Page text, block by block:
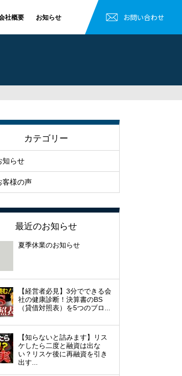
社概要 お知らせ お問い合わせ
カテゴリー
知らせ
客様の声
最近のお知らせ
夏季休業のお知らせ
【経営者必見】3分でできる会
社の健康診断！決算書のBS
（貸借対照表）を5つのブロ...
【知らないと詰みます】リス
ケしたら二度と融資は出な
い？リスケ後に再融資を引き
出す...